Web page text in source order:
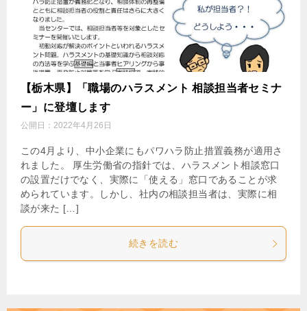
【栃木県】「職場のハラスメント 相談担当者セミナ
ー」に登壇します
公開日： 2022年4月26日
この4月より、中小企業にもパワハラ防止措置義務が適用さ
れました。 厚生労働省の指針では、ハラスメント相談窓口
の設置だけでなく、実際に「使える」窓口であることが求
められています。しかし、社内の相談担当者は、実際に相
談が来た […]
続きを読む